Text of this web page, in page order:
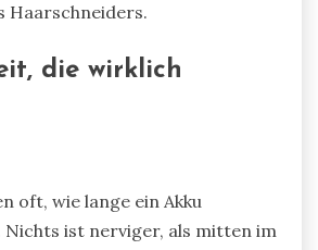
Haarschneiders.
die wirklich
oft, wie lange ein Akku
Nichts ist nerviger, als mitten im